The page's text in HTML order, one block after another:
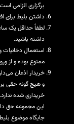
برگزاری الزامی
داشتن بلیط برای افراد بالای ۴
لطفاً حداقل یک
داشته باشید.
استعمال دخانیات
ممنوع بوده و از
خریدار اذعان
و هیچ گونه حقی
این مجموعه حق
جایگاه موضوع بلیط